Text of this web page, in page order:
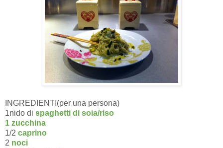
INGREDIENTI(per una persona)
1nido di spaghetti di soia/riso
1 zucchina
1/2 caprino
2 noci